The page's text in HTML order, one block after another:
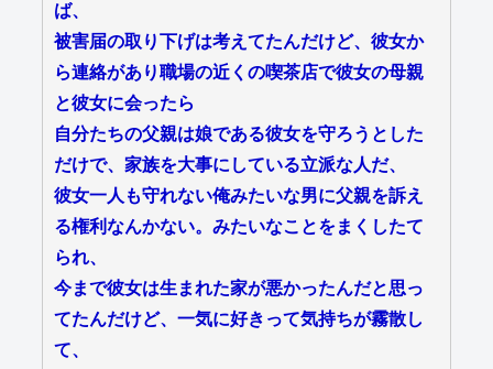
ば、
被害届の取り下げは考えてたんだけど、彼女か
ら連絡があり職場の近くの喫茶店で彼女の母親
と彼女に会ったら
自分たちの父親は娘である彼女を守ろうとした
だけで、家族を大事にしている立派な人だ、
彼女一人も守れない俺みたいな男に父親を訴え
る権利なんかない。みたいなことをまくしたて
られ、
今まで彼女は生まれた家が悪かったんだと思っ
てたんだけど、一気に好きって気持ちが霧散し
て、